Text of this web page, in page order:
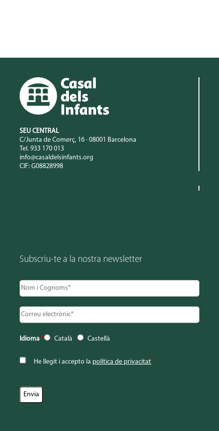
SEU CENTRAL
C/Junta de Comerç, 16 · 08001 Barcelona
Tel. 933 170 013
info@casaldelsinfants.org
CIF: G08828998
Subscriu-te a la nostra newsletter
Idioma * Català Castellà
He llegit i accepto la política de privacitat*